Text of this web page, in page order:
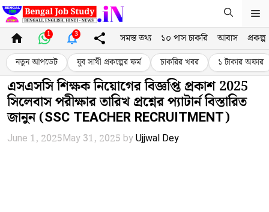
Skip
to
content
1 3 সমস্ত তথ্য ১০ পাস চাকরি আবাস প্রকল্প
নতুন আপডেট যুব সাথী প্রকল্পের ফর্ম চাকরির খবর ১ টাকার অফার
এসএসসি শিক্ষক নিয়োগের বিজ্ঞপ্তি প্রকাশ 2025
সিলেবাস পরীক্ষার তারিখ প্রশ্নের প্যাটার্ন বিস্তারিত
জানুন (SSC TEACHER RECRUITMENT)
June 1, 2025May 31, 2025 byUjjwal Dey